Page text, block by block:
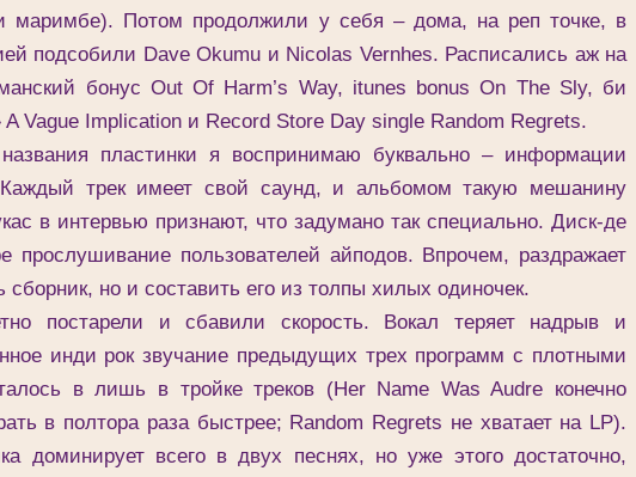
маримбе). Потом продолжили у себя – дома, на реп точке, в
подсобили Dave Okumu и Nicolas Vernhes. Расписались аж на
бонус Out Of Harm’s Way, itunes bonus On The Sly, би
Vague Implication и Record Store Day single Random Regrets.
пластинки я воспринимаю буквально – информации
Каждый трек имеет свой саунд, и альбомом такую мешанину
в интервью признают, что задумано так специально. Диск-де
прослушивание пользователей айподов. Впрочем, раздражает
сборник, но и составить его из толпы хилых одиночек.
и сбавили скорость. Вокал теряет надрыв и
инди рок звучание предыдущих трех программ с плотными
в лишь в тройке треков (Her Name Was Audre конечно
в полтора раза быстрее; Random Regrets не хватает на LP).
доминирует всего в двух песнях, но уже этого достаточно,